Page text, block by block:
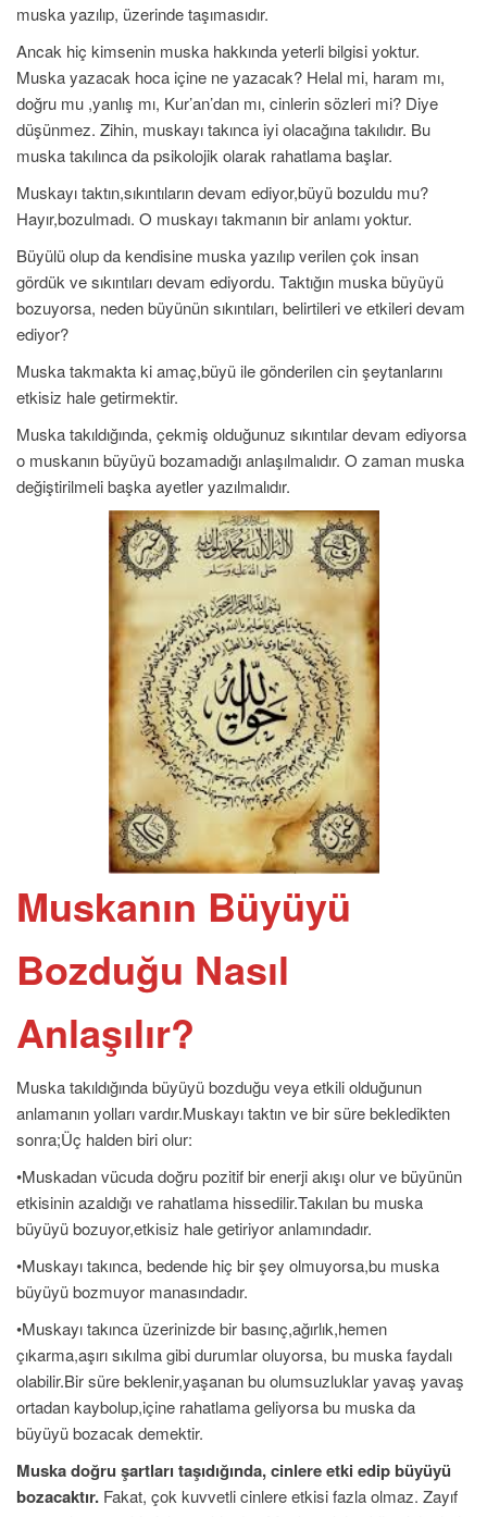
muska yazılıp, üzerinde taşımasıdır.
Ancak hiç kimsenin muska hakkında yeterli bilgisi yoktur.
Muska yazacak hoca içine ne yazacak? Helal mi, haram mı,
doğru mu ,yanlış mı, Kur’an’dan mı, cinlerin sözleri mi? Diye
düşünmez. Zihin, muskayı takınca iyi olacağına takılıdır. Bu
muska takılınca da psikolojik olarak rahatlama başlar.
Muskayı taktın,sıkıntıların devam ediyor,büyü bozuldu mu?
Hayır,bozulmadı. O muskayı takmanın bir anlamı yoktur.
Büyülü olup da kendisine muska yazılıp verilen çok insan
gördük ve sıkıntıları devam ediyordu. Taktığın muska büyüyü
bozuyorsa, neden büyünün sıkıntıları, belirtileri ve etkileri devam
ediyor?
Muska takmakta ki amaç,büyü ile gönderilen cin şeytanlarını
etkisiz hale getirmektir.
Muska takıldığında, çekmiş olduğunuz sıkıntılar devam ediyorsa
o muskanın büyüyü bozamadığı anlaşılmalıdır. O zaman muska
değiştirilmeli başka ayetler yazılmalıdır.
Muskanın Büyüyü
Bozduğu Nasıl
Anlaşılır?
Muska takıldığında büyüyü bozduğu veya etkili olduğunun
anlamanın yolları vardır.Muskayı taktın ve bir süre bekledikten
sonra;Üç halden biri olur:
•Muskadan vücuda doğru pozitif bir enerji akışı olur ve büyünün
etkisinin azaldığı ve rahatlama hissedilir.Takılan bu muska
büyüyü bozuyor,etkisiz hale getiriyor anlamındadır.
•Muskayı takınca, bedende hiç bir şey olmuyorsa,bu muska
büyüyü bozmuyor manasındadır.
•Muskayı takınca üzerinizde bir basınç,ağırlık,hemen
çıkarma,aşırı sıkılma gibi durumlar oluyorsa, bu muska faydalı
olabilir.Bir süre beklenir,yaşanan bu olumsuzluklar yavaş yavaş
ortadan kaybolup,içine rahatlama geliyorsa bu muska da
büyüyü bozacak demektir.
Muska doğru şartları taşıdığında, cinlereetki edip büyüyü
bozacaktır. Fakat, çok kuvvetli cinlere etkisi fazla olmaz. Zayıf